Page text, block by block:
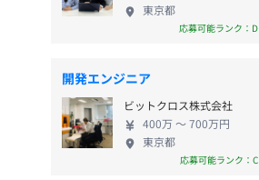
東京都
応募可能ランク：D
開発エンジニア
ビットクロス株式会社
400万 〜 700万円
東京都
応募可能ランク：C